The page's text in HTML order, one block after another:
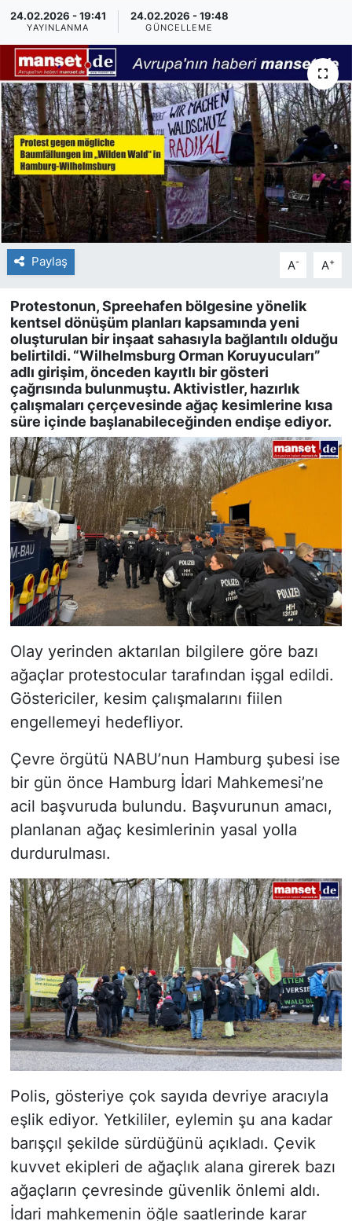
24.02.2026 - 19:41
YAYINLANMA
24.02.2026 - 19:48
GÜNCELLEME
Paylaş A- A+
Protestonun, Spreehafen bölgesine yönelik
kentsel dönüşüm planları kapsamında yeni
oluşturulan bir inşaat sahasıyla bağlantılı olduğu
belirtildi. “Wilhelmsburg Orman Koruyucuları”
adlı girişim, önceden kayıtlı bir gösteri
çağrısında bulunmuştu. Aktivistler, hazırlık
çalışmaları çerçevesinde ağaç kesimlerine kısa
süre içinde başlanabileceğinden endişe ediyor.
Olay yerinden aktarılan bilgilere göre bazı
ağaçlar protestocular tarafından işgal edildi.
Göstericiler, kesim çalışmalarını fiilen
engellemeyi hedefliyor.
Çevre örgütü NABU’nun Hamburg şubesi ise
bir gün önce Hamburg İdari Mahkemesi’ne
acil başvuruda bulundu. Başvurunun amacı,
planlanan ağaç kesimlerinin yasal yolla
durdurulması.
Polis, gösteriye çok sayıda devriye aracıyla
eşlik ediyor. Yetkililer, eylemin şu ana kadar
barışçıl şekilde sürdüğünü açıkladı. Çevik
kuvvet ekipleri de ağaçlık alana girerek bazı
ağaçların çevresinde güvenlik önlemi aldı.
İdari mahkemenin öğle saatlerinde karar